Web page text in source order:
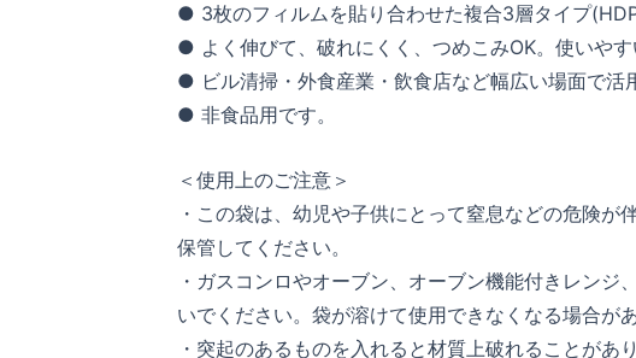
● 3枚のフィルムを貼り合わせた複合3層タイプ
● よく伸びて、破れにくく、つめこみOK。使いやす
● ビル清掃・外食産業・飲食店など幅広い場面で活
● 非食品用です。
＜使用上のご注意＞
・この袋は、幼児や子供にとって窒息などの危険
保管してください。
・ガスコンロやオーブン、オーブン機能付きレン
いでください。袋が溶けて使用できなくなる場合があ
・突起のあるものを入れると材質上破れることがあ